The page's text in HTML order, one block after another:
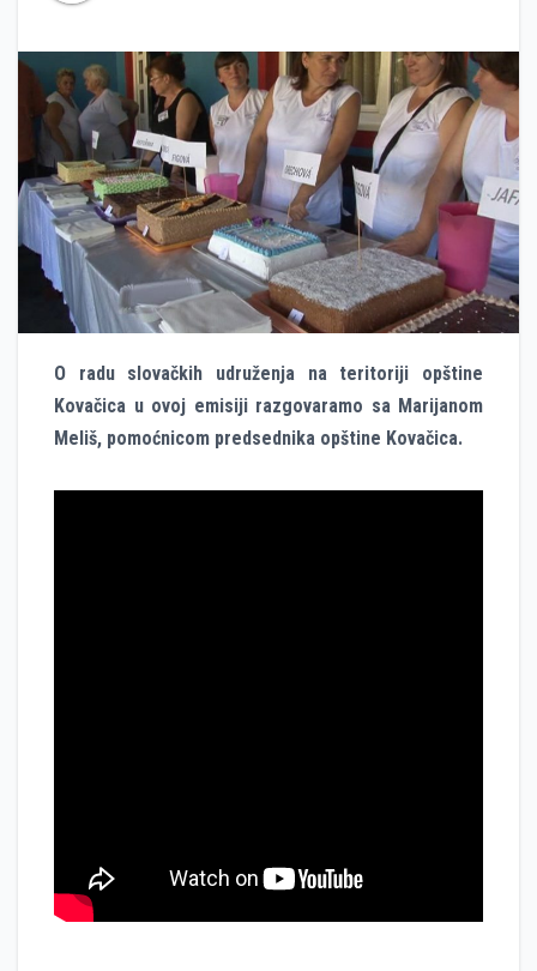
O radu slovačkih udruženja na teritoriji opštine
Kovačica u ovoj emisiji razgovaramo sa Marijanom
Meliš, pomoćnicom predsednika opštine Kovačica.